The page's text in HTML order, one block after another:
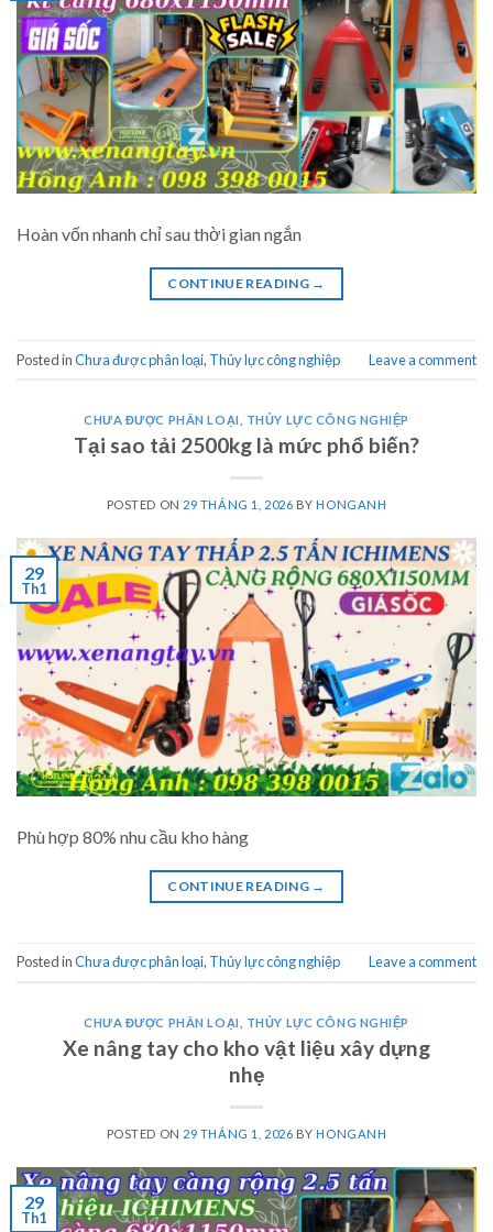
Hoàn vốn nhanh chỉ sau thời gian ngắn
CONTINUE READING →
Posted inChưa được phân loại, Thủy lực công nghiệp Leave a comment
CHƯA ĐƯỢC PHÂN LOẠI THỦY LỰC CÔNG NGHIỆP
Tại sao tải 2500kg là mức phổ biến?
POSTED ON 29 THÁNG 1, 2026 BYHONGANH
29
Th1
Phù hợp 80% nhu cầu kho hàng
CONTINUE READING →
Posted inChưa được phân loại, Thủy lực công nghiệp Leave a comment
CHƯA ĐƯỢC PHÂN LOẠI THỦY LỰC CÔNG NGHIỆP
Xe nâng tay cho kho vật liệu xây dựng
nhẹ
POSTED ON 29 THÁNG 1, 2026 BYHONGANH
29
Th1